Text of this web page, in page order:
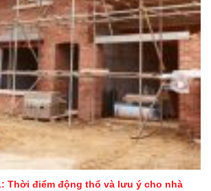
Thời điểm động thổ và lưu ý cho nhà